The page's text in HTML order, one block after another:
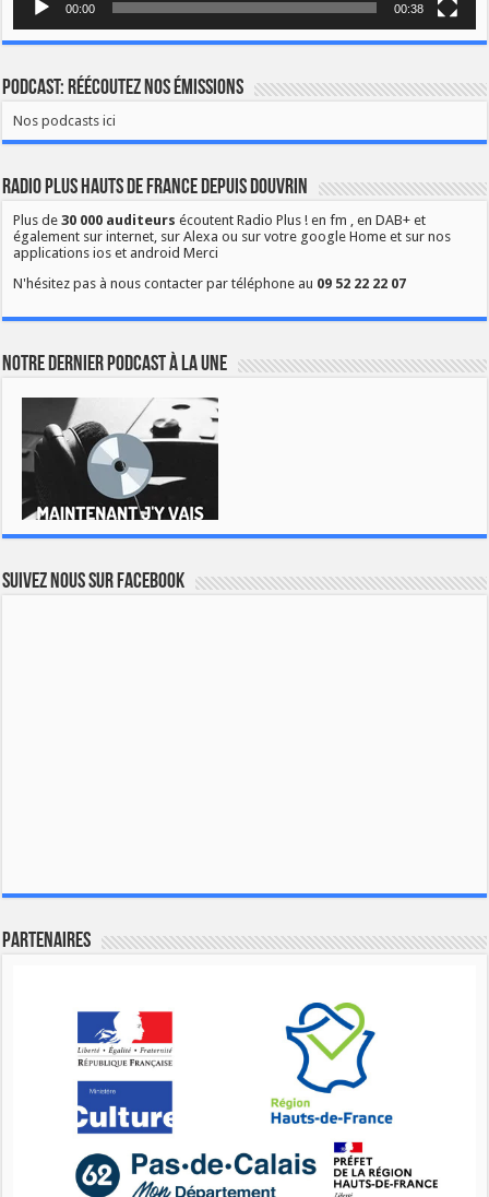
00:00 00:38
Podcast: Réécoutez nos émissions
Nos podcasts ici
Radio Plus Hauts de France depuis Douvrin
Plus de30 000 auditeurs écoutent Radio Plus ! en fm , en DAB+ et
également sur internet, sur Alexa ou sur votre google Home et sur nos
applications ios et android Merci
N'hésitez pas à nous contacter par téléphone au 09 52 22 22 07
Notre dernier podcast à la une
Suivez nous sur Facebook
Partenaires